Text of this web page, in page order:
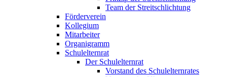
Team der Streitschlichtung
Förderverein
Kollegium
Mitarbeiter
Organigramm
Schulelternrat
Der Schulelternrat
Vorstand des Schulelternrates